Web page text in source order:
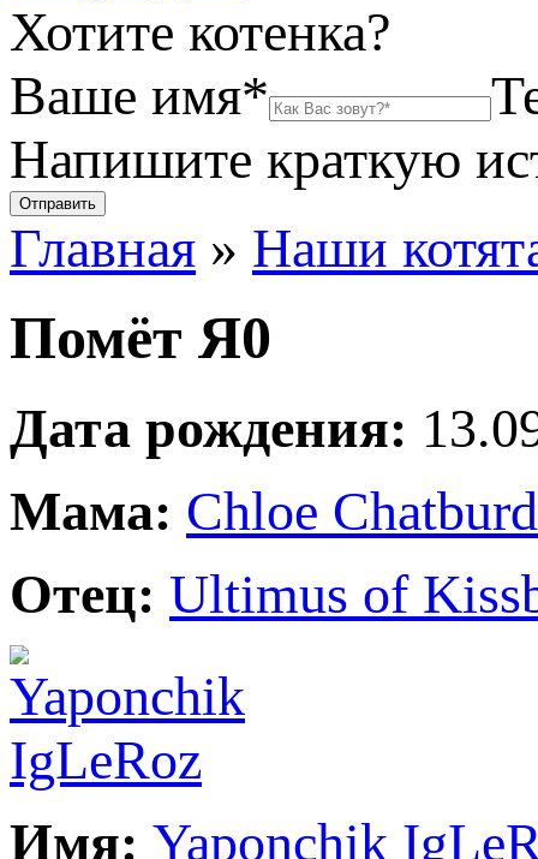
Хотите котенка?
Ваше имя*
Напишите краткую
Главная » Наши
Помёт Я0
Дата рождения:
Мама: Chloe
Отец: Ultimus of
Имя: Yaponchik